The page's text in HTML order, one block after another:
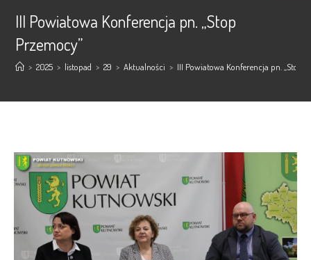
III Powiatowa Konferencja pn. „Stop
Przemocy”
> 2025 > listopad > 29 > Aktualności > III Powiatowa Konferencja pn. „Stop